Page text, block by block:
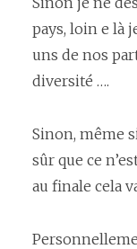
pays, loin e là
uns de nos
diversité ….
Sinon, même
sûr que ce
au finale cela